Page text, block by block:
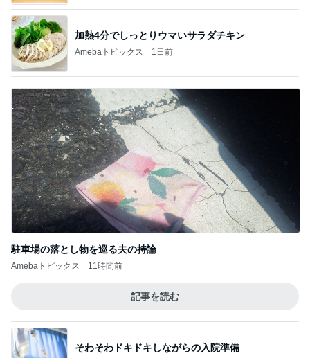
加熱4分でしっとりウマいサラダチキン
Amebaトピックス 1日前
駐車場の落とし物を巡る夫の持論
Amebaトピックス 11時間前
記事を読む
そわそわドキドキしながらの入院準備